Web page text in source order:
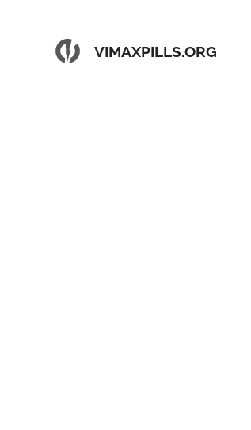
VIMAXPILLS.ORG